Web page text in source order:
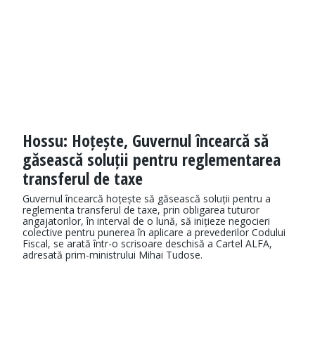
Hossu: Hoțește, Guvernul încearcă să
găsească soluții pentru reglementarea
transferul de taxe
Guvernul încearcă hoțește să găsească soluții pentru a
reglementa transferul de taxe, prin obligarea tuturor
angajatorilor, în interval de o lună, să inițieze negocieri
colective pentru punerea în aplicare a prevederilor Codului
Fiscal, se arată într-o scrisoare deschisă a Cartel ALFA,
adresată prim-ministrului Mihai Tudose.